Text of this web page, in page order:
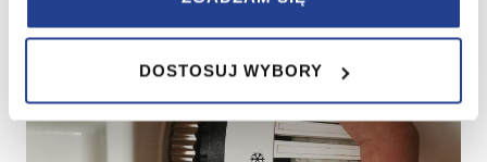
zapewnienia prawidłowego działania Serwisu,
zapamiętania wybranych przez użytkownika ustawień i
wszelkich wyborów dokonywanych w Serwisie, poprawy
wydajności Serwisu, zbierania informacji o tym, w jaki
sposób użytkownicy korzystają z Serwisu, ulepszania
DOSTOSUJ WYBORY